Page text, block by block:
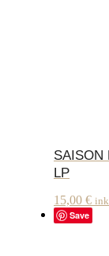
SAISON
LP
15,00 €
Save